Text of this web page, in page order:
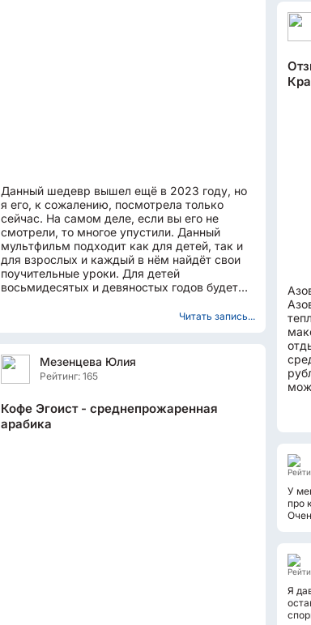
Данный шедевр вышел ещё в 2023 году, но
я его, к сожалению, посмотрела только
сейчас. На самом деле, если вы его не
смотрели, то многое упустили. Данный
мультфильм подходит как для детей, так и
для взрослых и каждый в нём найдёт свои
поучительные уроки. Для детей
восьмидесятых и девяностых годов будет
Читать запись...
Мезенцева Юлия
Рейтинг: 165
Кофе Эгоист - среднепрожаренная
арабика
У
про
Я